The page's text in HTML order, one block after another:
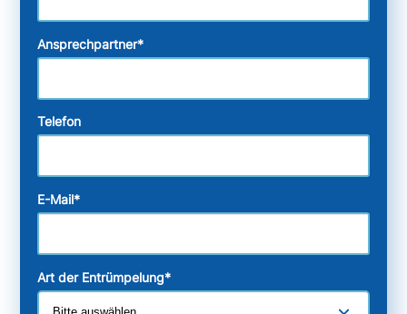
Ansprechpartner*
Telefon
E-Mail*
Art der Entrümpelung*